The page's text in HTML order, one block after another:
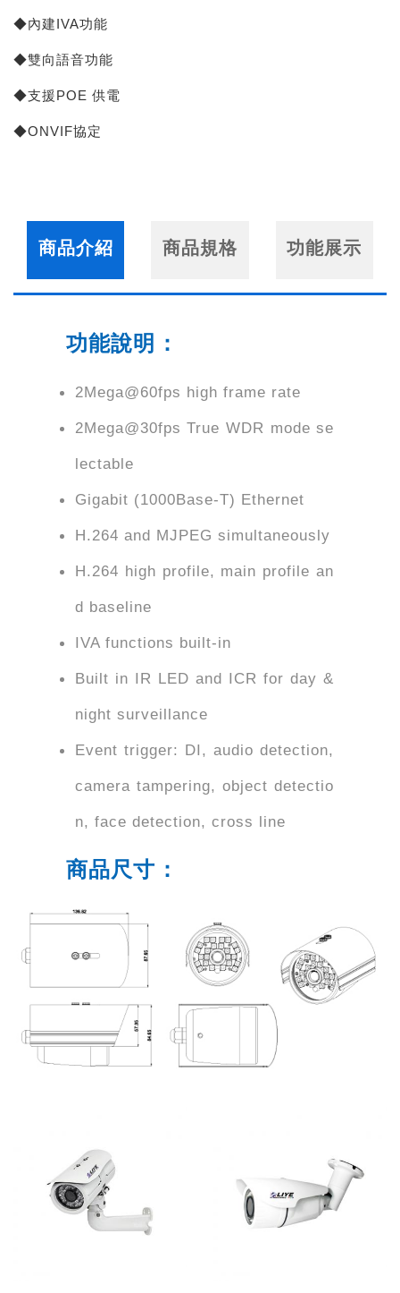
◆內建IVA功能
◆雙向語音功能
◆支援POE 供電
◆ONVIF協定
商品介紹 商品規格 功能展示
功能說明：
2Mega@60fps high frame rate
2Mega@30fps True WDR mode se
lectable
Gigabit (1000Base-T) Ethernet
H.264 and MJPEG simultaneously
H.264 high profile, main profile an
d baseline
IVA functions built-in
Built in IR LED and ICR for day &
night surveillance
Event trigger: DI, audio detection,
camera tampering, object detectio
n, face detection, cross line
商品尺寸：